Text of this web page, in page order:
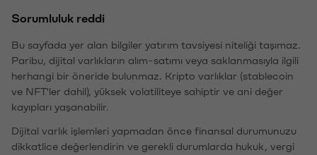
Sorumluluk reddi
Bu sayfada yer alan bilgiler yatırım tavsiyesi niteliği taşımaz.
Paribu, dijital varlıkların alım-satımı veya saklanmasıyla ilgili
herhangi bir öneride bulunmaz. Kripto varlıklar (stablecoin
ve NFT'ler dahil), yüksek volatiliteye sahiptir ve ani değer
kayıpları yaşanabilir.
Dijital varlık işlemleri yapmadan önce finansal durumunuzu
dikkatlice değerlendirin ve gerekli durumlarda hukuk, vergi